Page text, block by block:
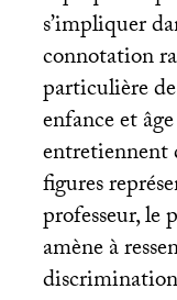
s’impliquer
connotation
particulière
enfance et
entretiennent
figures
professeur, le
amène à